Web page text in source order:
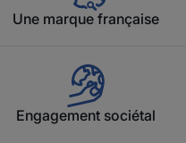
Une marque française
Engagement sociétal